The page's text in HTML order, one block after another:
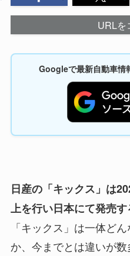
URLを
Googleで最新自動車情
日産の「キックス」は
上を行い日本にて発売す
「キックス」は一体ど
か、今までとは違いが